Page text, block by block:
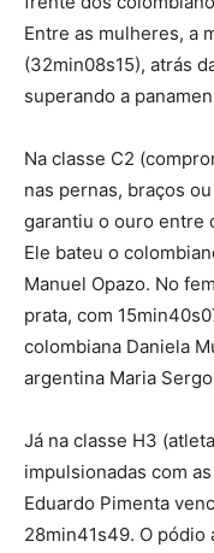
Entre as mulheres, a
(32min08s15), atrás
superando a
Na classe C2
nas pernas, braços
garantiu o ouro entre
Ele bateu o
Manuel Opazo. No
prata, com
colombiana Daniela
argentina Maria
Já na classe H3
impulsionadas com
Eduardo Pimenta
28min41s49. O pódio